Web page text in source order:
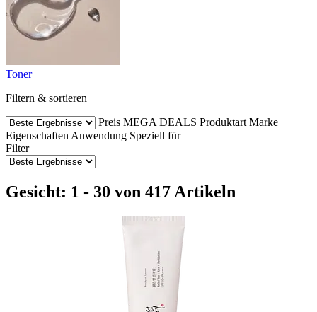
Toner
Filtern & sortieren
Preis MEGA DEALS Produktart Marke
Eigenschaften Anwendung Speziell für
Filter
Gesicht: 1 - 30 von 417 Artikeln